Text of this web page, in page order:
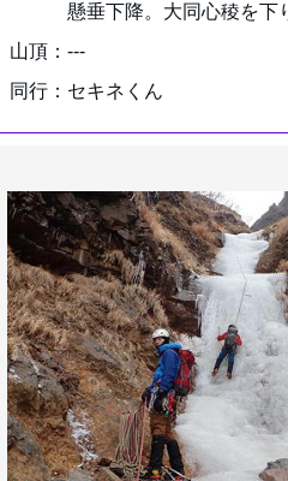
懸垂下降。大同心稜を下
山頂：---
同行：セキネくん